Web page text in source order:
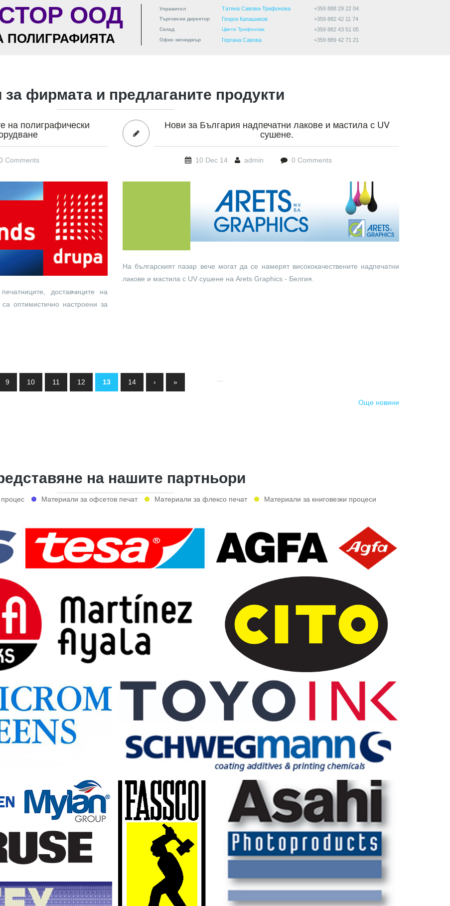
ООД
ПОЛИГРАФИЯТА
Управител Татяна Савова-Трифонова +359 888 29 22 04
Търговски директор Георги Капашиков +359 882 42 11 74
Склад Цвети Трифонова +359 882 43 51 05
Офис мениджър Гергана Савова +359 889 42 71 21
фирмата и предлаганите продукти
на полиграфически
Comments
доставчиците на
оптимистично настроени за
Нови за България надпечатни лакове и мастила с UV
сушене.
10 Dec 14 admin 0 Comments
aretsgraphics-logo2.png
На българският пазар вече могат да се намерят висококачествените надпечатни
лакове и мастила с UV сушене на Arets Graphics - Белгия.
9 10 11 12 13 14 › »
Още новини
на нашите партньори
Материали за офсетов печат Материали за флексо печат Материали за книговезки процеси